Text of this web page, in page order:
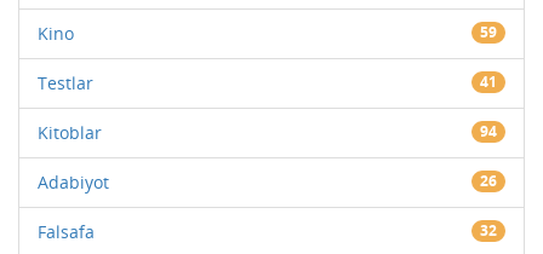
Kino 59
Testlar 41
Kitoblar 94
Adabiyot 26
Falsafa 32